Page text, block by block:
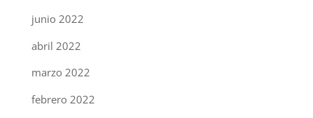
junio 2022
abril 2022
marzo 2022
febrero 2022